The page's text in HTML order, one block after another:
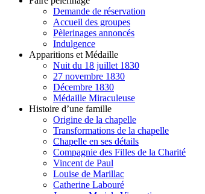
Demande de réservation
Accueil des groupes
Pèlerinages annoncés
Indulgence
Apparitions et Médaille
Nuit du 18 juillet 1830
27 novembre 1830
Décembre 1830
Médaille Miraculeuse
Histoire d’une famille
Origine de la chapelle
Transformations de la chapelle
Chapelle en ses détails
Compagnie des Filles de la Charité
Vincent de Paul
Louise de Marillac
Catherine Labouré